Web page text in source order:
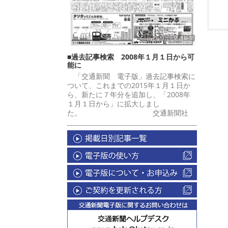
■過去記事検索 2008年１月１日から可
能に
「交通新聞 電子版」過去記事検索に
ついて、これまでの2015年１月１日か
ら、新たに７年分を追加し、「2008年
１月１日から」に拡大しまし
た。 交通新聞社